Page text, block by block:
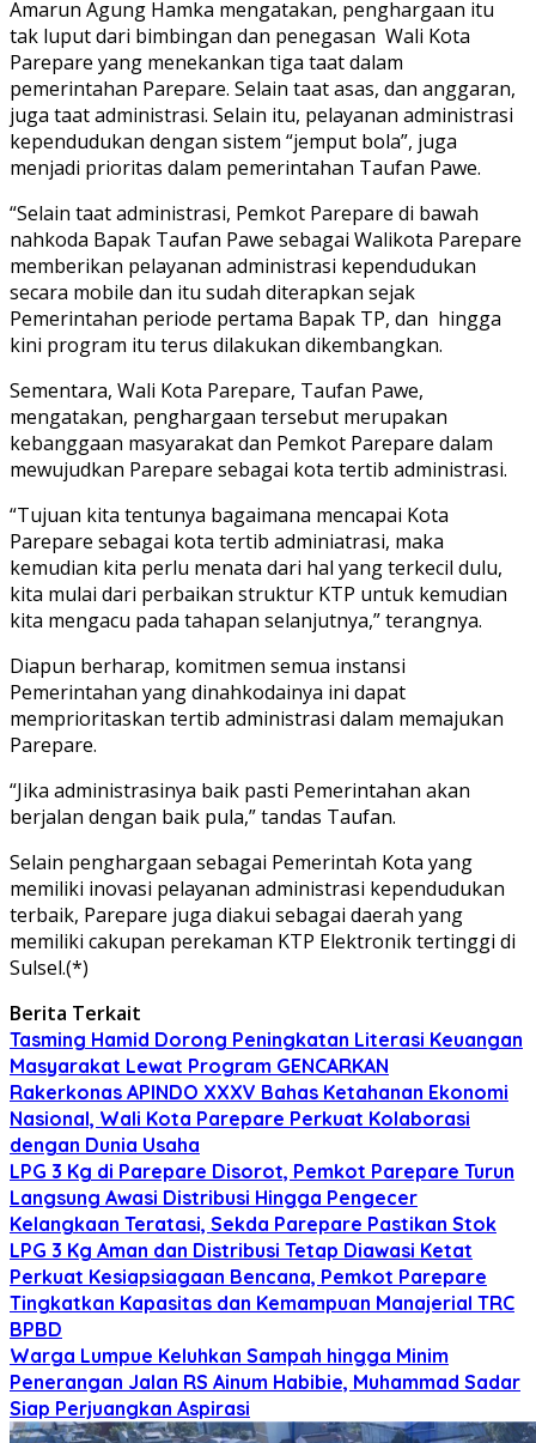
Amarun Agung Hamka mengatakan, penghargaan itu
tak luput dari bimbingan dan penegasan Wali Kota
Parepare yang menekankan tiga taat dalam
pemerintahan Parepare. Selain taat asas, dan anggaran,
juga taat administrasi. Selain itu, pelayanan administrasi
kependudukan dengan sistem “jemput bola”, juga
menjadi prioritas dalam pemerintahan Taufan Pawe.
“Selain taat administrasi, Pemkot Parepare di bawah
nahkoda Bapak Taufan Pawe sebagai Walikota Parepare
memberikan pelayanan administrasi kependudukan
secara mobile dan itu sudah diterapkan sejak
Pemerintahan periode pertama Bapak TP, dan hingga
kini program itu terus dilakukan dikembangkan.
Sementara, Wali Kota Parepare, Taufan Pawe,
mengatakan, penghargaan tersebut merupakan
kebanggaan masyarakat dan Pemkot Parepare dalam
mewujudkan Parepare sebagai kota tertib administrasi.
“Tujuan kita tentunya bagaimana mencapai Kota
Parepare sebagai kota tertib adminiatrasi, maka
kemudian kita perlu menata dari hal yang terkecil dulu,
kita mulai dari perbaikan struktur KTP untuk kemudian
kita mengacu pada tahapan selanjutnya,” terangnya.
Diapun berharap, komitmen semua instansi
Pemerintahan yang dinahkodainya ini dapat
memprioritaskan tertib administrasi dalam memajukan
Parepare.
“Jika administrasinya baik pasti Pemerintahan akan
berjalan dengan baik pula,” tandas Taufan.
Selain penghargaan sebagai Pemerintah Kota yang
memiliki inovasi pelayanan administrasi kependudukan
terbaik, Parepare juga diakui sebagai daerah yang
memiliki cakupan perekaman KTP Elektronik tertinggi di
Sulsel.(*)
Berita Terkait
Tasming Hamid Dorong Peningkatan Literasi Keuangan
Masyarakat Lewat Program GENCARKAN
Rakerkonas APINDO XXXV Bahas Ketahanan Ekonomi
Nasional, Wali Kota Parepare Perkuat Kolaborasi
dengan Dunia Usaha
LPG 3 Kg di Parepare Disorot, Pemkot Parepare Turun
Langsung Awasi Distribusi Hingga Pengecer
Kelangkaan Teratasi, Sekda Parepare Pastikan Stok
LPG 3 Kg Aman dan Distribusi Tetap Diawasi Ketat
Perkuat Kesiapsiagaan Bencana, Pemkot Parepare
Tingkatkan Kapasitas dan Kemampuan Manajerial TRC
BPBD
Warga Lumpue Keluhkan Sampah hingga Minim
Penerangan Jalan RS Ainum Habibie, Muhammad Sadar
Siap Perjuangkan Aspirasi